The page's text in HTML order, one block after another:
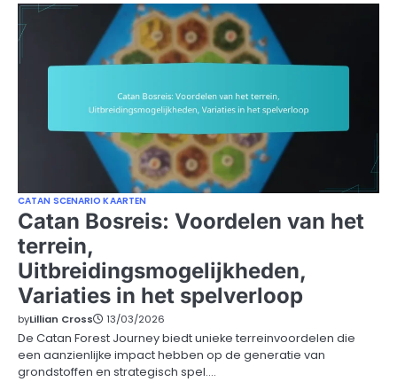
CATAN SCENARIO KAARTEN
Catan Bosreis: Voordelen van het
terrein,
Uitbreidingsmogelijkheden,
Variaties in het spelverloop
byLillian Cross 13/03/2026
De Catan Forest Journey biedt unieke terreinvoordelen die
een aanzienlijke impact hebben op de generatie van
grondstoffen en strategisch spel.…